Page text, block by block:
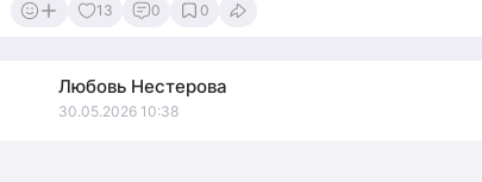
13 0 0
Любовь Нестерова
30.05.2026 10:38